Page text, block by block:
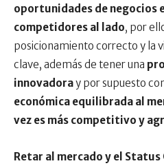
oportunidades de negocios
competidores al lado, por
posicionamiento correcto y la
clave, además de tener una
innovadoray por supuesto
económica equilibrada al
vez es más competitivo y
Retar al mercado y el Status